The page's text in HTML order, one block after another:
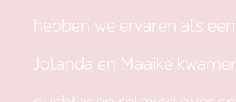
hebben we ervaren als
Jolanda en Maaike